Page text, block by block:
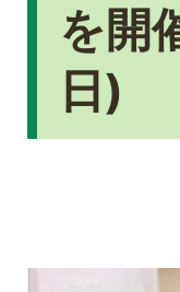
を開
日)